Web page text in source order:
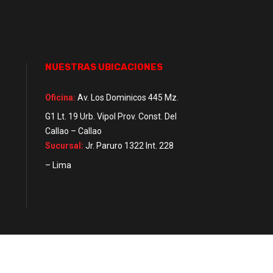
NUESTRAS UBICACIONES
Oficina: Av. Los Dominicos 445 Mz.
G1 Lt. 19 Urb. Vipol Prov. Const. Del
Callao – Callao
Sucursal: Jr. Paruro 1322 Int. 228
– Lima